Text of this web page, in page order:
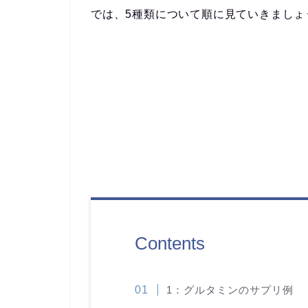
では、5種類について順に見ていきましょ
Contents
1：グルタミンのサプリ例